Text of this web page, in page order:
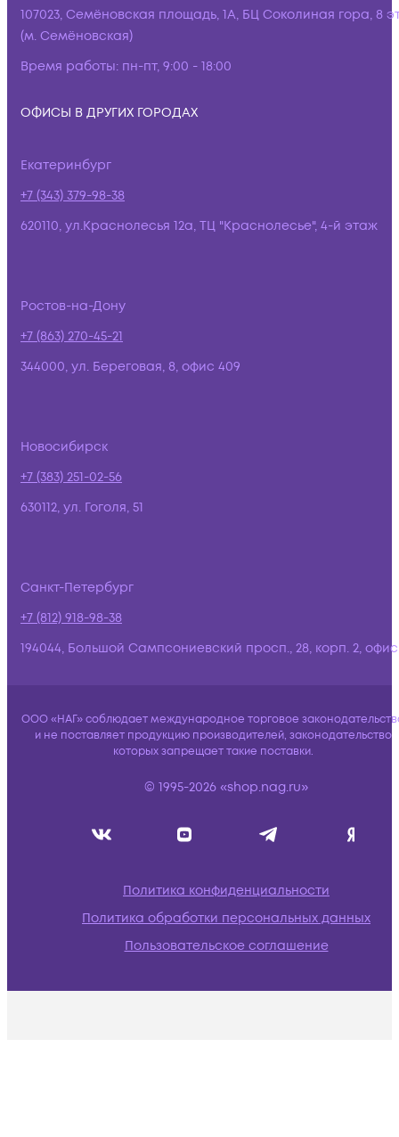
107023, Семёновская площадь, 1А, БЦ Соколиная гора, 8
(м. Семёновская)
Время работы: пн-пт, 9:00 - 18:00
ОФИСЫ В ДРУГИХ ГОРОДАХ
Екатеринбург
+7 (343) 379-98-38
620110, ул.Краснолесья 12а, ТЦ "Краснолесье", 4-й этаж
Ростов-на-Дону
+7 (863) 270-45-21
344000, ул. Береговая, 8, офис 409
Новосибирск
+7 (383) 251-02-56
630112, ул. Гоголя, 51
Санкт-Петербург
+7 (812) 918-98-38
194044, Большой Сампсониевский просп., 28, корп. 2,
ООО «НАГ» соблюдает международное торговое
и не поставляет продукцию производителей, законодательство
которых запрещает такие поставки.
© 1995-2026 «shop.nag.ru»
Политика конфиденциальности
Политика обработки персональных данных
Пользовательское соглашение